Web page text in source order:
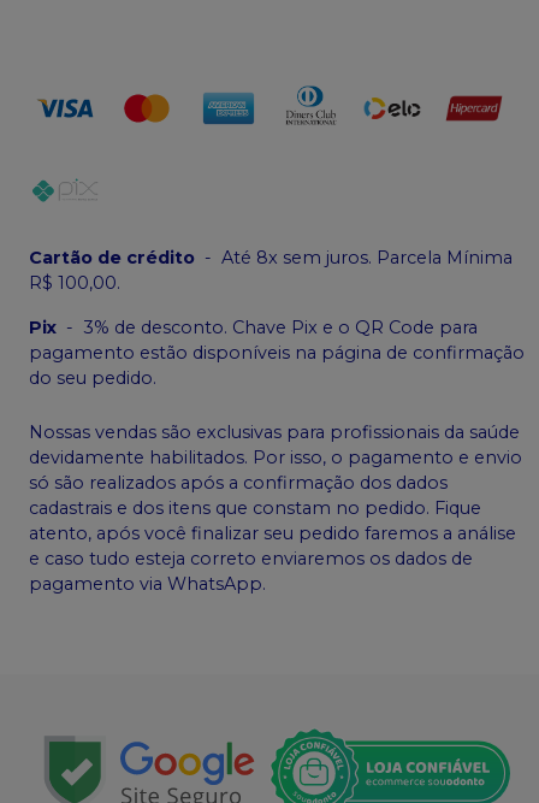
Cartão de crédito - Até 8x sem juros. Parcela Mínima
R$ 100,00.
Pix - 3% de desconto. Chave Pix e o QR Code para
pagamento estão disponíveis na página de confirmação
do seu pedido.
Nossas vendas são exclusivas para profissionais da saúde
devidamente habilitados. Por isso, o pagamento e envio
só são realizados após a confirmação dos dados
cadastrais e dos itens que constam no pedido. Fique
atento, após você finalizar seu pedido faremos a análise
e caso tudo esteja correto enviaremos os dados de
pagamento via WhatsApp.